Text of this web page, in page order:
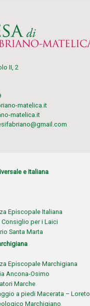
II, 2
matelica.it
matelica.it
e Italiana
Episcopale Italiana
per i Laici
Santa Marta
Episcopale Marchigiana
Ancona-Osimo
Marche
a piedi Macerata – Loreto
Marchigiano